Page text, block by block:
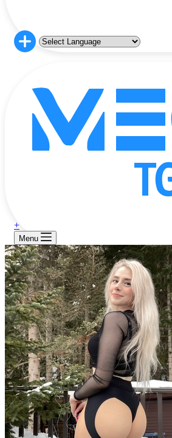
+
Menu